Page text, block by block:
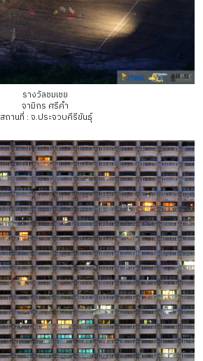
รางวัลชมเชย
จามิกร ศรีคำ
สถานที่ : จ.ประจวบคีรีขันธุ์